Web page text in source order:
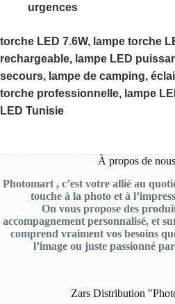
urgences
torche LED 7.6W, lampe torche
rechargeable, lampe LED
secours, lampe de camping,
torche professionnelle, lampe
LED Tunisie
À propos de nous
Photomart , c’est votre allié au
touche à la photo et à
On vous propose des
accompagnement personnalisé, et
comprend vraiment vos besoins
l’image ou juste passionné
Zars Distribution